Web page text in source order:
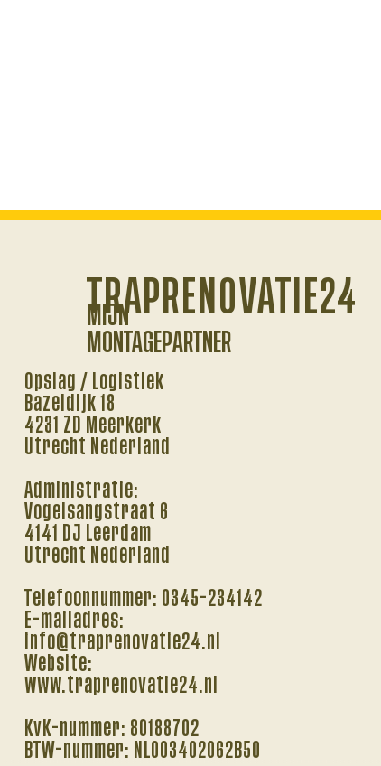
TRAPRENOVATIE24
MIJN
MONTAGEPARTNER
Opslag / Logistiek
Bazeldijk 18
4231 ZD Meerkerk
Utrecht Nederland
Administratie:
Vogelsangstraat 6
4141 DJ Leerdam
Utrecht Nederland
Telefoonnummer: 0345-234142
E-mailadres:
info@traprenovatie24.nl
Website:
www.traprenovatie24.nl
KvK-nummer: 80188702
BTW-nummer: NL003402062B50